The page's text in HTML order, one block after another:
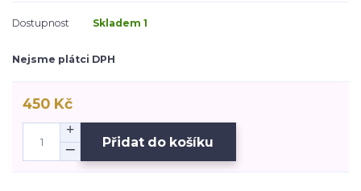
Dostupnost Skladem 1
Nejsme plátci DPH
450 Kč
Přidat do košíku